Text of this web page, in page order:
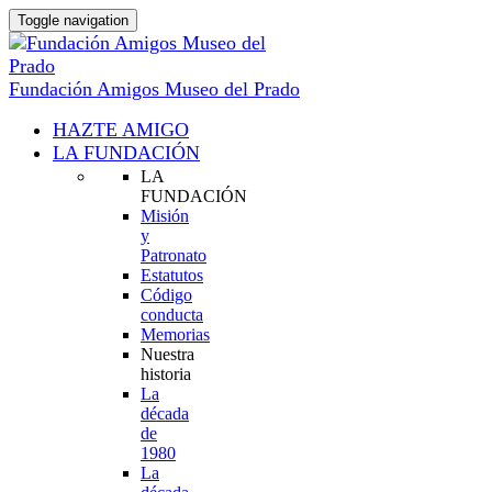
Toggle navigation
Fundación Amigos Museo del Prado
HAZTE AMIGO
LA FUNDACIÓN
LA
FUNDACIÓN
Misión
y
Patronato
Estatutos
Código
conducta
Memorias
Nuestra
historia
La
década
de
1980
La